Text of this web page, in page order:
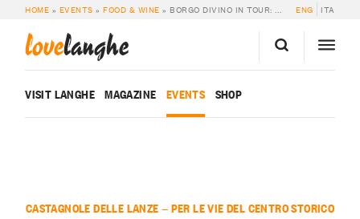
HOME » EVENTS »FOOD & WINE » BORGO DIVINO IN TOUR: CREEDENCE CLEARWATER REVIVAL ENG ITA
lovelanghe
VISIT LANGHE MAGAZINE EVENTS SHOP
CASTAGNOLE DELLE LANZE — PER LE VIE DEL CENTRO STORICO